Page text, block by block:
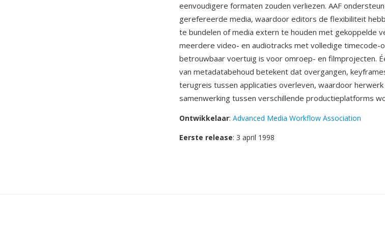
eenvoudigere formaten zouden verliezen. AAF
gerefereerde media, waardoor editors de flexibiliteit
te bundelen of media extern te houden met gekoppelde
meerdere video- en audiotracks met volledige timecode-
betrouwbaar voertuig is voor omroep- en filmprojecten.
van metadatabehoud betekent dat overgangen,
terugreis tussen applicaties overleven, waardoor
samenwerking tussen verschillende productieplatforms
Ontwikkelaar: Advanced Media Workflow Association
Eerste release: 3 april 1998